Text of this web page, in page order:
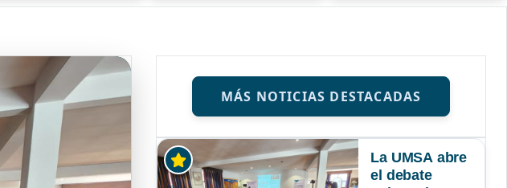
MÁS NOTICIAS DESTACADAS
La UMSA abre
el debate